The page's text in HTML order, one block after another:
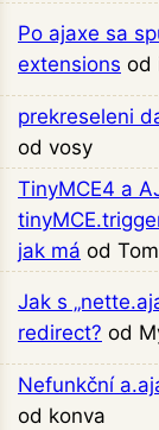
Po ajaxe sa
extensions od
prekreseleni
od vosy
TinyMCE4 a
jak má od
Jak s
redirect? od
Nefunkční
od konva